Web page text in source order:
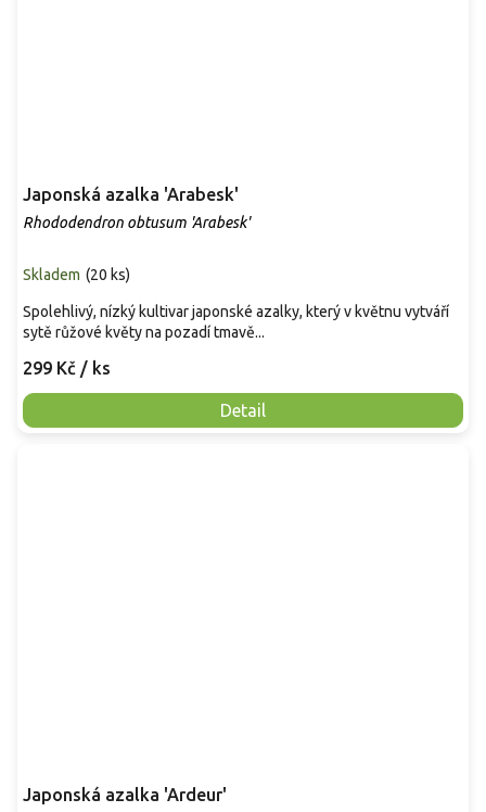
Japonská azalka 'Arabesk'
Rhododendron obtusum 'Arabesk'
Skladem (20 ks)
299 Kč / ks
Detail
Spolehlivý, nízký kultivar japonské azalky, který v květnu vytváří
sytě růžové květy na pozadí tmavě...
Japonská azalka 'Ardeur'